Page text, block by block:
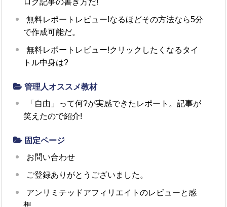
ログ記事の書き方だ!
無料レポートレビュー!なるほどその方法なら5分
で作成可能だ。
無料レポートレビュー!クリックしたくなるタイ
トル中身は?
管理人オススメ教材
「自由」って何?が実感できたレポート。記事が
笑えたので紹介!
固定ページ
お問い合わせ
ご登録ありがとうございました。
アンリミテッドアフィリエイトのレビューと感
想